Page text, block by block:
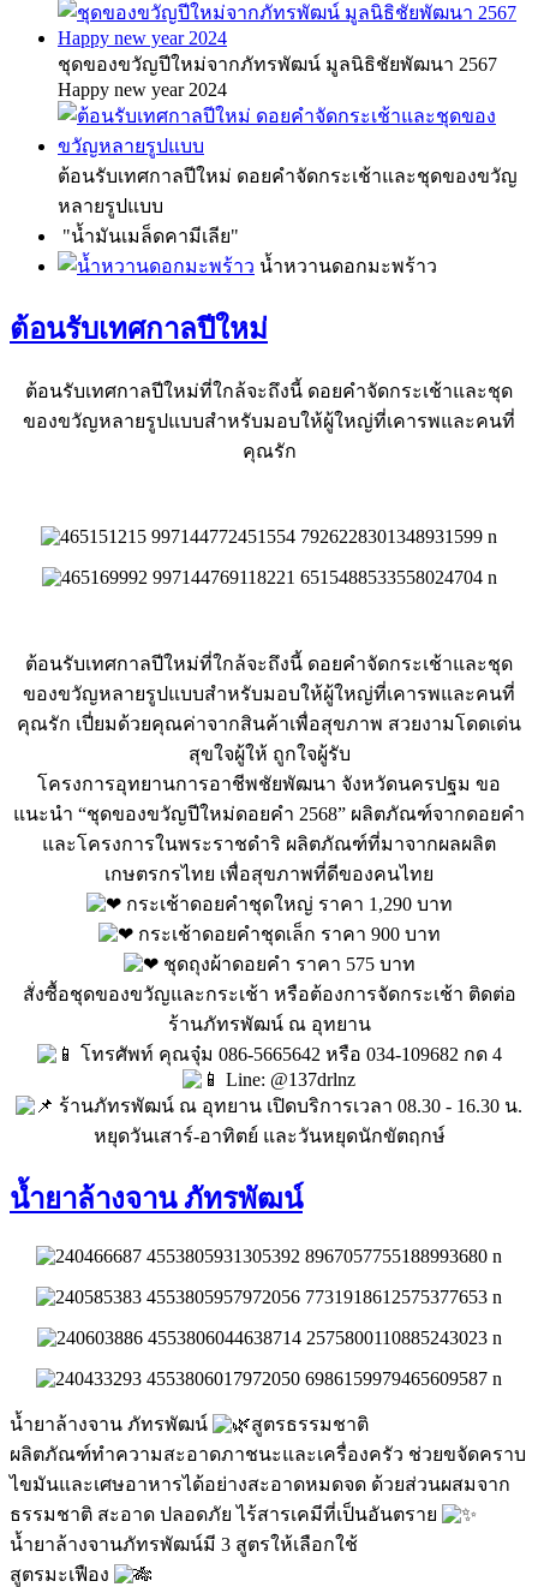
ชุดของขวัญปีใหม่จากภัทรพัฒน์ มูลนิธิชัยพัฒนา 2567
Happy new year 2024
ต้อนรับเทศกาลปีใหม่ ดอยคำจัดกระเช้าและชุดของขวัญ
หลายรูปแบบ
"น้ำมันเมล็ดคามีเลีย"
น้ำหวานดอกมะพร้าว
ต้อนรับเทศกาลปีใหม่
ต้อนรับเทศกาลปีใหม่ที่ใกล้จะถึงนี้ ดอยคำจัดกระเช้าและชุด
ของขวัญหลายรูปแบบสำหรับมอบให้ผู้ใหญ่ที่เคารพและคนที่
คุณรัก
ต้อนรับเทศกาลปีใหม่ที่ใกล้จะถึงนี้ ดอยคำจัดกระเช้าและชุด
ของขวัญหลายรูปแบบสำหรับมอบให้ผู้ใหญ่ที่เคารพและคนที่
คุณรัก เปี่ยมด้วยคุณค่าจากสินค้าเพื่อสุขภาพ สวยงามโดดเด่น
สุขใจผู้ให้ ถูกใจผู้รับ
โครงการอุทยานการอาชีพชัยพัฒนา จังหวัดนครปฐม ขอ
แนะนำ “ชุดของขวัญปีใหม่ดอยคำ 2568” ผลิตภัณฑ์จากดอยคำ
และโครงการในพระราชดำริ ผลิตภัณฑ์ที่มาจากผลผลิต
เกษตรกรไทย เพื่อสุขภาพที่ดีของคนไทย
กระเช้าดอยคำชุดใหญ่ ราคา 1,290 บาท
กระเช้าดอยคำชุดเล็ก ราคา 900 บาท
ชุดถุงผ้าดอยคำ ราคา 575 บาท
สั่งซื้อชุดของขวัญและกระเช้า หรือต้องการจัดกระเช้า ติดต่อ
ร้านภัทรพัฒน์ ณ อุทยาน
โทรศัพท์ คุณจุ๋ม 086-5665642 หรือ 034-109682 กด 4
Line: @137drlnz
ร้านภัทรพัฒน์ ณ อุทยาน เปิดบริการเวลา 08.30 - 16.30 น.
หยุดวันเสาร์-อาทิตย์ และวันหยุดนักขัตฤกษ์
น้ำยาล้างจาน ภัทรพัฒน์
น้ำยาล้างจาน ภัทรพัฒน์
สูตรธรรมชาติ
ผลิตภัณฑ์ทำความสะอาดภาชนะและเครื่องครัว ช่วยขจัดคราบ
ไขมันและเศษอาหารได้อย่างสะอาดหมดจด ด้วยส่วนผสมจาก
ธรรมชาติ สะอาด ปลอดภัย ไร้สารเคมีที่เป็นอันตราย
น้ำยาล้างจานภัทรพัฒน์มี 3 สูตรให้เลือกใช้
สูตรมะเฟือง